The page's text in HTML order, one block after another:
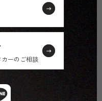
ーのご相談